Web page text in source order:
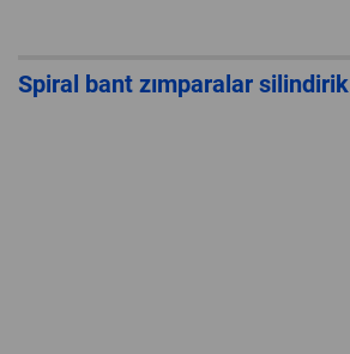
Spiral bant zımparalar silindirik